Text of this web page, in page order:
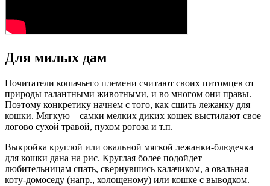
Для милых дам
Почитатели кошачьего племени считают своих питомцев от
природы галантными животными, и во многом они правы.
Поэтому конкретику начнем с того, как сшить лежанку для
кошки. Мягкую – самки мелких диких кошек выстилают свое
логово сухой травой, пухом рогоза и т.п.
Выкройка круглой или овальной мягкой лежанки-блюдечка
для кошки дана на рис. Круглая более подойдет
любительницам спать, свернувшись калачиком, а овальная –
коту-домоседу (напр., холощеному) или кошке с выводком.